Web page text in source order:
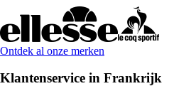
Ontdek al onze merken
Klantenservice in Frankrijk